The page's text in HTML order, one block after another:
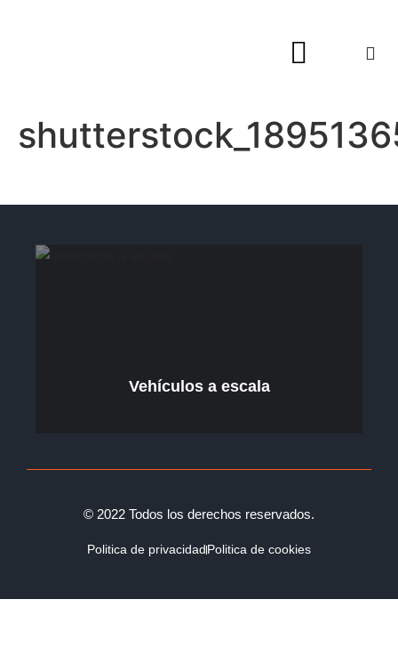
Vehículos a escala
© 2022 Todos los derechos reservados.
Politica de privacidadPolitica de cookies